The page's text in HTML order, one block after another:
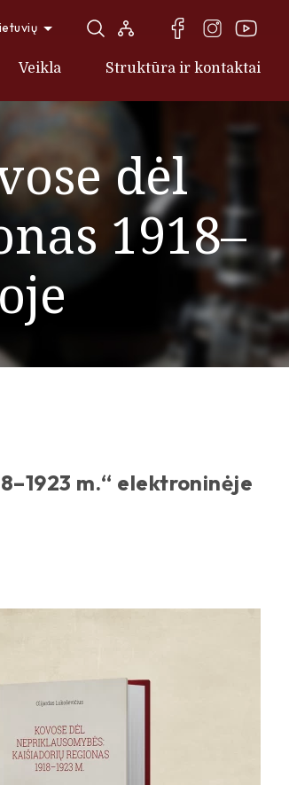
Veikla Struktūra ir kontaktai
dėl
1918–
m.“ elektroninėje